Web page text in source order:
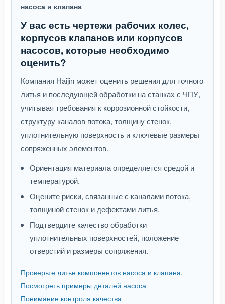
насоса и клапана
У вас есть чертежи рабочих колес,
корпусов клапанов или корпусов
насосов, которые необходимо
оценить?
Компания Haijin может оценить решения для точного
литья и последующей обработки на станках с ЧПУ,
учитывая требования к коррозионной стойкости,
структуру каналов потока, толщину стенок,
уплотнительную поверхность и ключевые размеры
сопряженных элементов.
Ориентация материала определяется средой и
температурой.
Оцените риски, связанные с каналами потока,
толщиной стенок и дефектами литья.
Подтвердите качество обработки
уплотнительных поверхностей, положение
отверстий и размеры сопряжения.
Проверьте литье компонентов насоса и клапана.
Посмотреть примеры деталей насоса
Понимание контроля качества